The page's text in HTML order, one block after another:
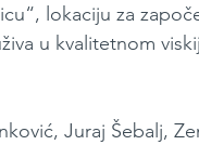
lokaciju za
u kvalitetnom
Juraj Šebalj,